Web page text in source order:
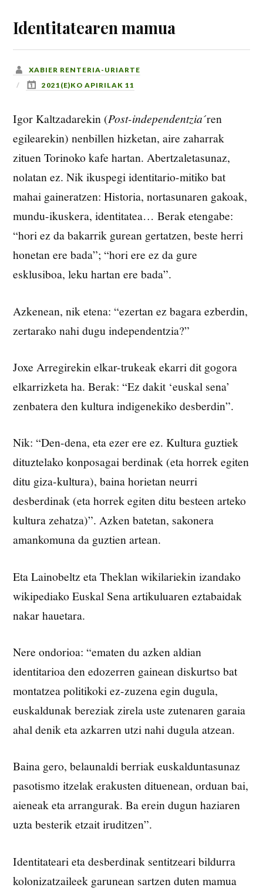
Identitatearen mamua
XABIER RENTERIA-URIARTE
2021(E)KO APIRILAK 11
Igor Kaltzadarekin (Post-independentzia´ren
egilearekin) nenbillen hizketan, aire zaharrak
zituen Torinoko kafe hartan. Abertzaletasunaz,
nolatan ez. Nik ikuspegi identitario-mitiko bat
mahai gaineratzen: Historia, nortasunaren gakoak,
mundu-ikuskera, identitatea… Berak etengabe:
“hori ez da bakarrik gurean gertatzen, beste herri
honetan ere bada”; “hori ere ez da gure
esklusiboa, leku hartan ere bada”.
Azkenean, nik etena: “ezertan ez bagara ezberdin,
zertarako nahi dugu independentzia?”
Joxe Arregirekin elkar-trukeak ekarri dit gogora
elkarrizketa ha. Berak: “Ez dakit ‘euskal sena’
zenbatera den kultura indigenekiko desberdin”.
Nik: “Den-dena, eta ezer ere ez. Kultura guztiek
dituztelako konposagai berdinak (eta horrek egiten
ditu giza-kultura), baina horietan neurri
desberdinak (eta horrek egiten ditu besteen arteko
kultura zehatza)”. Azken batetan, sakonera
amankomuna da guztien artean.
Eta Lainobeltz eta Theklan wikilariekin izandako
wikipediako Euskal Sena artikuluaren eztabaidak
nakar hauetara.
Nere ondorioa: “ematen du azken aldian
identitarioa den edozerren gainean diskurtso bat
montatzea politikoki ez-zuzena egin dugula,
euskaldunak bereziak zirela uste zutenaren garaia
ahal denik eta azkarren utzi nahi dugula atzean.
Baina gero, belaunaldi berriak euskalduntasunaz
pasotismo itzelak erakusten dituenean, orduan bai,
aieneak eta arrangurak. Ba erein dugun haziaren
uzta besterik etzait iruditzen”.
Identitateari eta desberdinak sentitzeari bildurra
kolonizatzaileek garunean sartzen duten mamua